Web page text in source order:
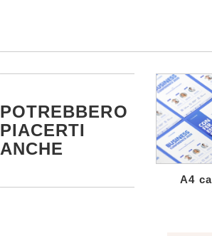
POTREBBERO
PIACERTI
ANCHE
A4